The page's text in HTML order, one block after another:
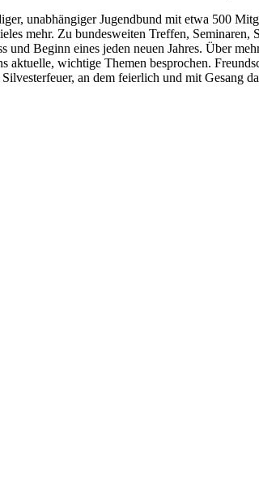
unabhängiger Jugendbund mit etwa 500
mehr. Zu bundesweiten Treffen,
und Beginn eines jeden neuen Jahres. Über
aktuelle, wichtige Themen besprochen.
an dem feierlich und mit Gesang